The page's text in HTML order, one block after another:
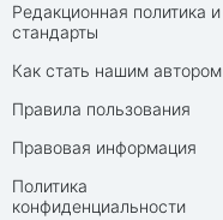
Редакционная политика и
стандарты
Как стать нашим автором
Правила пользования
Правовая информация
Политика
конфиденциальности